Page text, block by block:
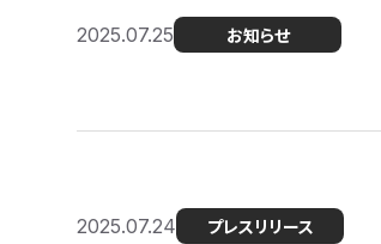
2025.07.25 お知らせ
2025.07.24 プレスリリース